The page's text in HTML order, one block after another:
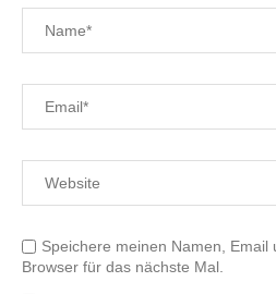
Speichere meinen Namen, Email
Browser für das nächste Mal.